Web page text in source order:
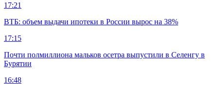
17:21
ВТБ: объем выдачи ипотеки в России вырос на 38%
17:15
Почти полмиллиона мальков осетра выпустили в Селенгу в
Бурятии
16:48